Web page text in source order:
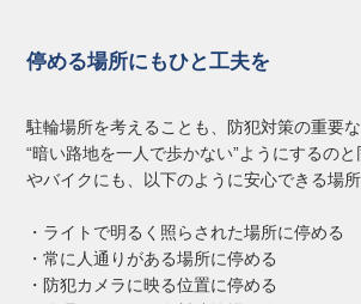
停める場所にもひと工夫を
駐輪場所を考えることも、防犯対策の重要な
“暗い路地を一人で歩かない”ようにするの
やバイクにも、以下のように安心できる場所
・ライトで明るく照らされた場所に停める
・常に人通りがある場所に停める
・防犯カメラに映る位置に停める